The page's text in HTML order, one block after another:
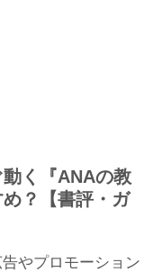
動く『ANAの教
？【書評・ガ
やプロモーション